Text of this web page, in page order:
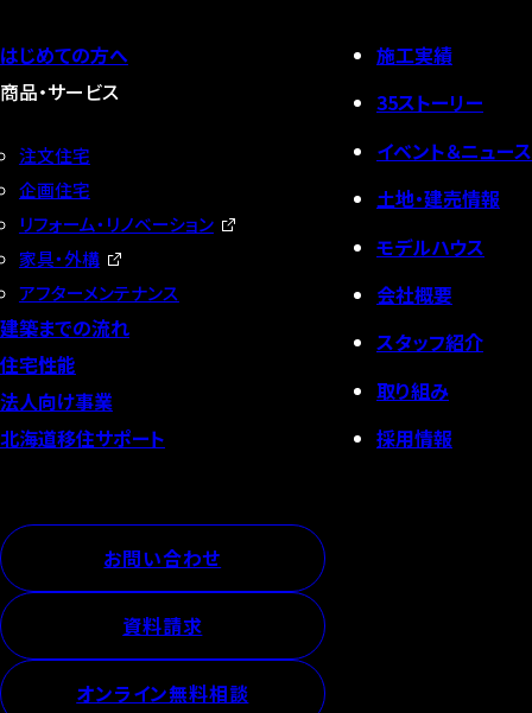
はじめての方へ
商品・サービス
注文住宅
企画住宅
リフォーム・リノベーション
家具・外構
アフターメンテナンス
建築までの流れ
住宅性能
法人向け事業
北海道移住サポート
施工実績
35ストーリー
イベント＆ニュース
土地・建売情報
モデルハウス
会社概要
スタッフ紹介
取り組み
採用情報
お問い合わせ
資料請求
オンライン無料相談